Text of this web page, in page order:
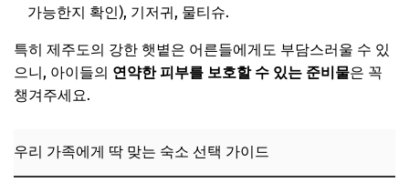
📌 지금 뜨는 꿀정보! 놓치지 마세요
마무리 및 팁: 성공적인 제주 가족여행을 위하여
우리 가족 맞춤형 제주 여행 계획하기
가능한지 확인), 기저귀, 물티슈.
특히 제주도의 강한 햇볕은 어른들에게도 부담스러울 수 있
으니, 아이들의 연약한 피부를 보호할 수 있는 준비물은 꼭
챙겨주세요.
우리 가족에게 딱 맞는 숙소 선택 가이드